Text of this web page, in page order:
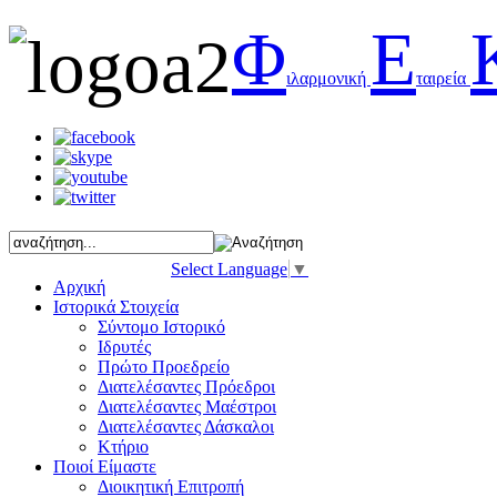
Φιλαρμονική Εταιρεία
Select Language ▼
Αρχική
Ιστορικά Στοιχεία
Σύντομο Ιστορικό
Ιδρυτές
Πρώτο Προεδρείο
Διατελέσαντες Πρόεδροι
Διατελέσαντες Μαέστροι
Διατελέσαντες Δάσκαλοι
Κτήριο
Ποιοί Είμαστε
Διοικητική Επιτροπή